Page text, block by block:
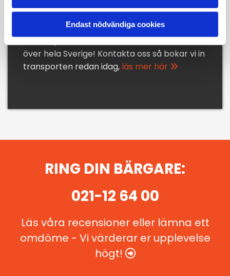
Endast nödvändiga cookies
Inte i behov av bärgning nu
direkt? Boka en transport här!
Vi transporterar maskiner, bilar och fordon
över hela Sverige! Kontakta oss så bokar vi in
transporten redan idag, läs mer här 
RING DIN BÄRGARE:
021-12 64 00
Läs våra recensioner eller lämna ett
omdöme - Vi värderar er upplevelse
högt! 